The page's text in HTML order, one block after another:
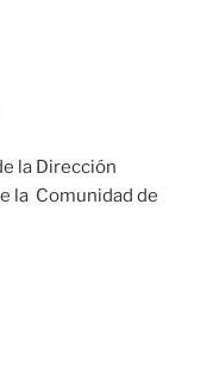
la Dirección
la Comunidad de